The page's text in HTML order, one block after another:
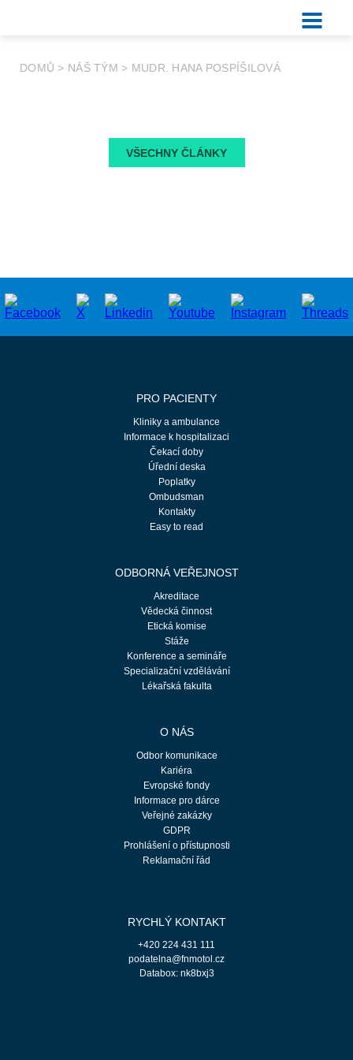
DOMŮ > NÁŠ TÝM > MUDR. HANA POSPÍŠILOVÁ
VŠECHNY ČLÁNKY
PRO PACIENTY
Kliniky a ambulance
Informace k hospitalizaci
Čekací doby
Úřední deska
Poplatky
Ombudsman
Kontakty
Easy to read
ODBORNÁ VEŘEJNOST
Akreditace
Vědecká činnost
Etická komise
Stáže
Konference a semináře
Specializační vzdělávání
Lékařská fakulta
O NÁS
Odbor komunikace
Kariéra
Evropské fondy
Informace pro dárce
Veřejné zakázky
GDPR
Prohlášení o přístupnosti
Reklamační řád
RYCHLÝ KONTAKT
+420 224 431 111
podatelna@fnmotol.cz
Databox: nk8bxj3